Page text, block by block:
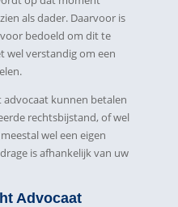
als dader. Daarvoor is
bedoeld om dit te
wel verstandig om een
kunnen betalen
rechtsbijstand, of wel
wel een eigen
is afhankelijk van uw
Advocaat